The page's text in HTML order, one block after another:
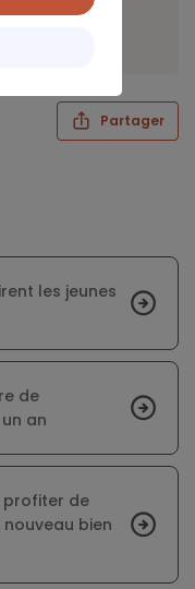
Partager
les jeunes
de
an
profiter de
bien